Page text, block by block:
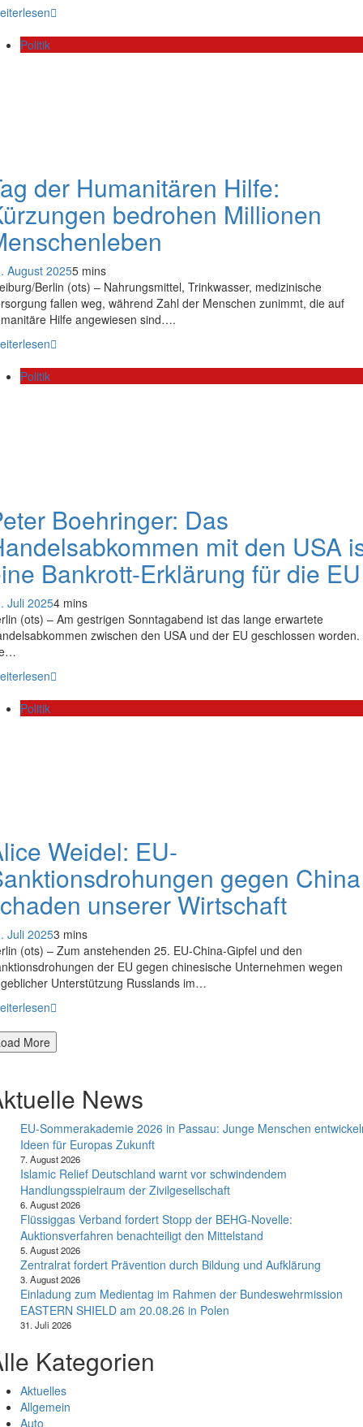
Politik
der Humanitären Hilfe:
bedrohen Millionen
August 20255 mins
Berlin (ots) – Nahrungsmittel, Trinkwasser, medizinische
fallen weg, während Zahl der Menschen zunimmt, die auf
Hilfe angewiesen sind….
Politik
Boehringer: Das
mit den USA
Bankrott-Erklärung für die EU
Juli 20254 mins
(ots) – Am gestrigen Sonntagabend ist das lange erwartete
zwischen den USA und der EU geschlossen worden.
Politik
Weidel: EU-
gegen China
unserer Wirtschaft
Juli 20253 mins
(ots) – Zum anstehenden 25. EU-China-Gipfel und den
der EU gegen chinesische Unternehmen wegen
Unterstützung Russlands im…
More
News
EU-Sommerakademie 2026 in Passau: Junge Menschen
Ideen für Europas Zukunft
7. August 2026
Islamic Relief Deutschland warnt vor schwindendem
Handlungsspielraum der Zivilgesellschaft
6. August 2026
Flüssiggas Verband fordert Stopp der BEHG-Novelle:
Auktionsverfahren benachteiligt den Mittelstand
5. August 2026
Zentralrat fordert Prävention durch Bildung und Aufklärung
3. August 2026
Einladung zum Medientag im Rahmen der Bundeswehrmission
EASTERN SHIELD am 20.08.26 in Polen
31. Juli 2026
Kategorien
Aktuelles
Allgemein
Auto